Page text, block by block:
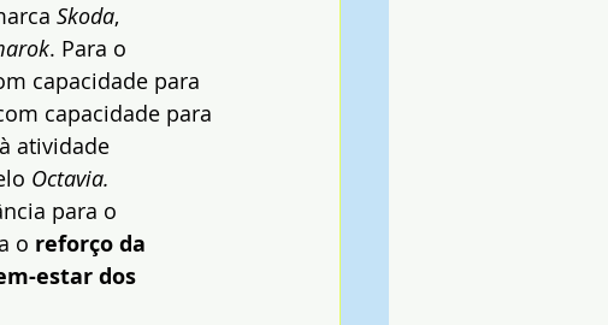
Skoda,
. Para o
capacidade para
capacidade para
atividade
Octavia.
para o
o reforço da
estar dos